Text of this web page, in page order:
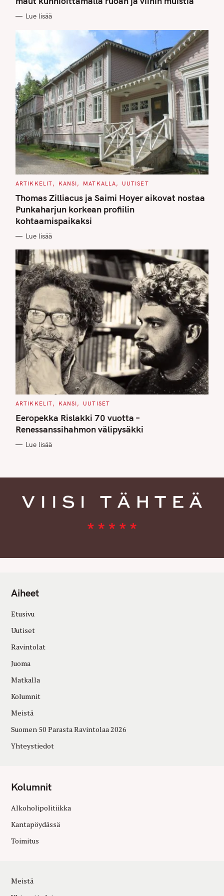
O
I
Lue lisää
C
T
E
G
O
R
I
S
ARTIKKELIT KANSI MATKALLA UUTISET
Thomas Zilliacus ja Saimi Hoyer aikovat nostaa
Punkaharjun korkean profiilin
kohtaamispaikaksi
Lue lisää
C
T
E
G
O
I
ARTIKKELIT KANSI UUTISET
Eeropekka Rislakki 70 vuotta –
Renessanssihahmon välipysäkki
Lue lisää
Aiheet
Etusivu
Uutiset
Ravintolat
Juoma
Matkalla
Kolumnit
Meistä
Suomen 50 Parasta Ravintolaa 2026
Yhteystiedot
Kolumnit
Alkoholipolitiikka
Kantapöydässä
Toimitus
Meistä